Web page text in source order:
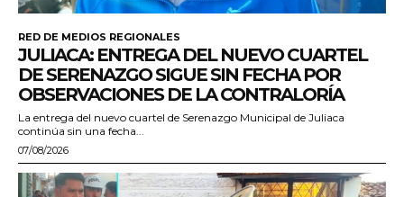
RED DE MEDIOS REGIONALES
JULIACA: ENTREGA DEL NUEVO CUARTEL
DE SERENAZGO SIGUE SIN FECHA POR
OBSERVACIONES DE LA CONTRALORÍA
La entrega del nuevo cuartel de Serenazgo Municipal de Juliaca
continúa sin una fecha...
07/08/2026